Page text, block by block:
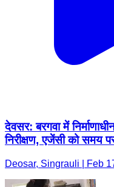
देवसर: बरगवा में
निरीक्षण, एजेंसी को समय
Deosar, Singrauli | Feb